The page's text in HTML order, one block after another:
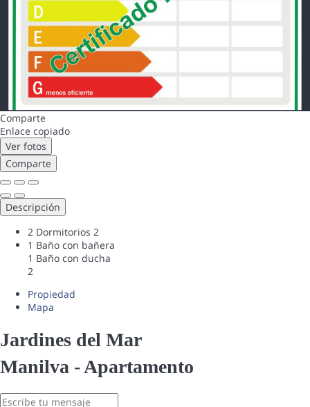
Comparte
Enlace copiado
Ver fotos
Comparte
Descripción
2 Dormitorios 2
1 Baño con bañera
1 Baño con ducha
2
Propiedad
Mapa
Jardines del Mar
Manilva -Apartamento